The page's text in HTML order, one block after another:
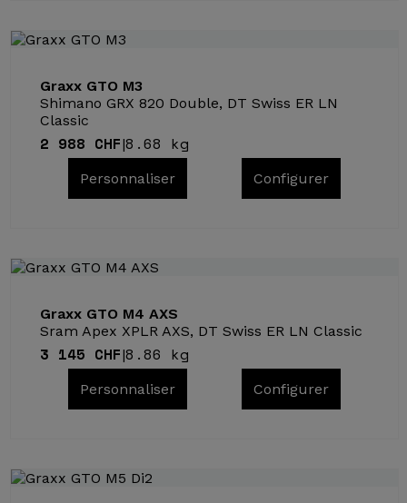
Graxx GTO M3
Shimano GRX 820 Double, DT Swiss ER LN
Classic
2 988 CHF|8.68 kg
Personnaliser Configurer
Graxx GTO M4 AXS
Sram Apex XPLR AXS, DT Swiss ER LN Classic
3 145 CHF|8.86 kg
Personnaliser Configurer